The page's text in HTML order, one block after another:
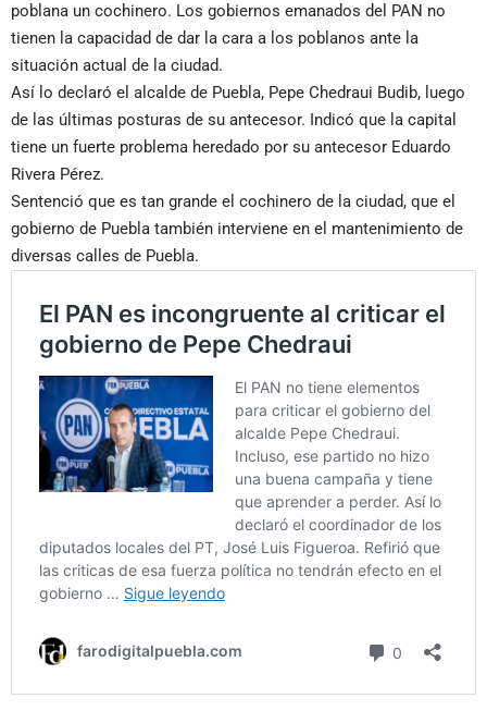
poblana un cochinero. Los gobiernos emanados del PAN no
tienen la capacidad de dar la cara a los poblanos ante la
situación actual de la ciudad.
Así lo declaró el alcalde de Puebla, Pepe Chedraui Budib, luego
de las últimas posturas de su antecesor. Indicó que la capital
tiene un fuerte problema heredado por su antecesor Eduardo
Rivera Pérez.
Sentenció que es tan grande el cochinero de la ciudad, que el
gobierno de Puebla también interviene en el mantenimiento de
diversas calles de Puebla.